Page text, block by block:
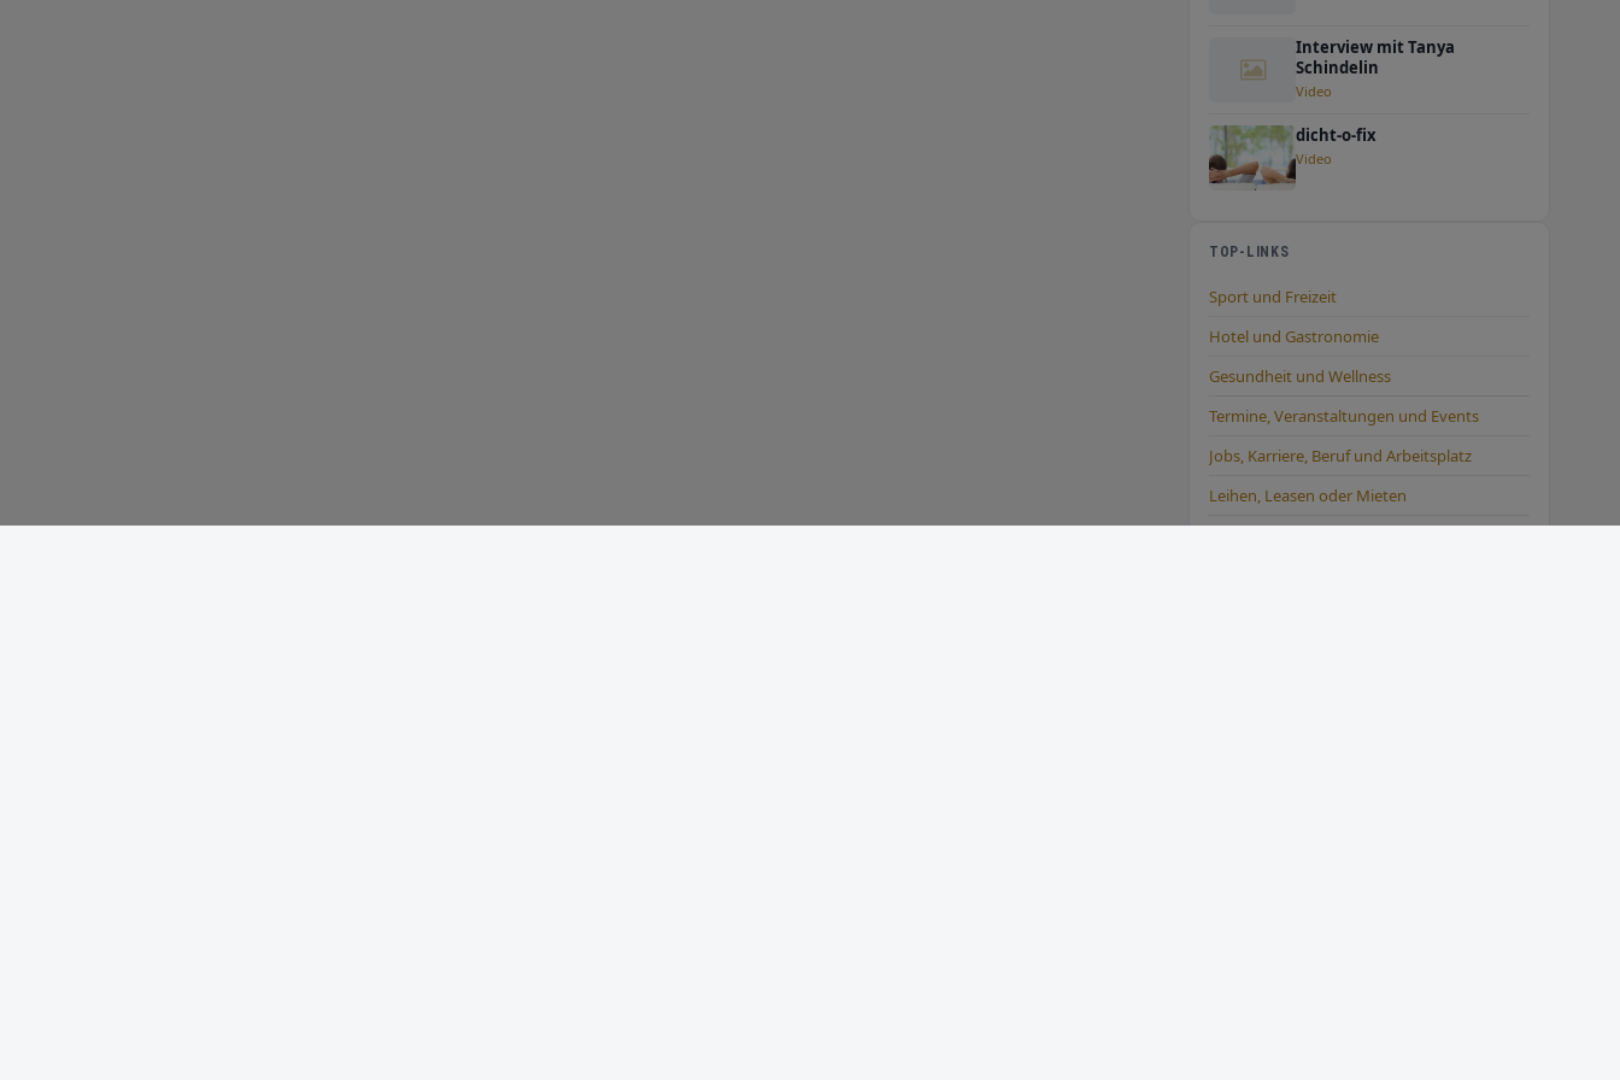
Interview mit Tanya
Schindelin
Video
dicht-o-fix
Video
TOP-LINKS
Sport und Freizeit
Hotel und Gastronomie
Gesundheit und Wellness
Termine, Veranstaltungen und Events
Jobs, Karriere, Beruf und Arbeitsplatz
Leihen, Leasen oder Mieten